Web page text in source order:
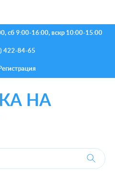
сб 9:00-16:00, вскр 10:00-15:00
422-84-65
НА